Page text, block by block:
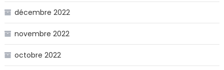
décembre 2022
novembre 2022
octobre 2022